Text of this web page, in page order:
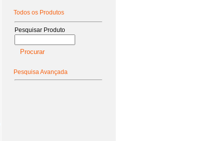
Todos os Produtos
Pesquisar Produto
Pesquisa Avançada